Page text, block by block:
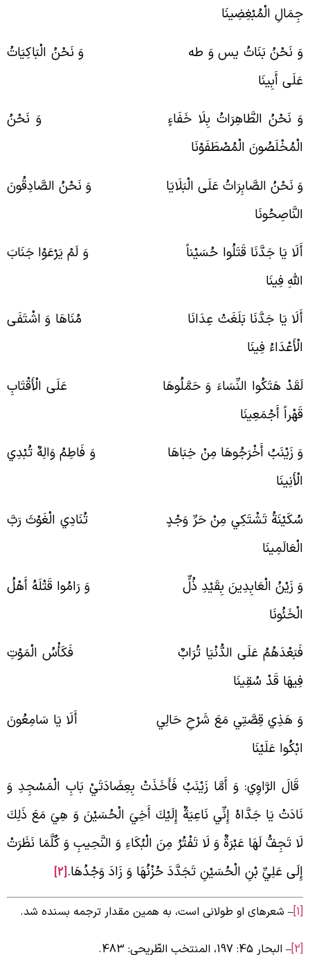
الْمُبْغِضِينَا
نَحْنُ بَنَاتُ يس وَ طه وَ نَحْنُ الْبَاكِيَاتُ
أَبِينَا
نَحْنُ الطَّاهِرَاتُ بِلَا خَفَاءٍ وَ نَحْنُ
الْمُصْطَفَوْنَا
نَحْنُ الصَّابِرَاتُ عَلَى الْبَلَايَا وَ نَحْنُ الصَّادِقُونَ
يَا جَدَّنَا قَتَلُوا حُسَيْناً وَ لَمْ يَرْعَوْا جَنَابَ
فِينَا
يَا جَدَّنَا بَلَغَتْ عِدَانَا مُنَاهَا وَ اشْتَفَى
فِينَا
هَتَكُوا النِّسَاءَ وَ حَمَّلُوهَا عَلَى الْأَقْتَابِ
أَجْمَعِينَا
زَيْنَبُ أَخْرَجُوهَا مِنْ خِبَاهَا وَ فَاطِمُ وَالِهٌ تُبْدِي
تَشْتَكِي مِنْ حَرِّ وَجْدٍ تُنَادِي الْغَوْثَ رَبَّ
زَيْنُ الْعَابِدِينَ بِقَيْدِ ذُلٍّ وَ رَامُوا قَتْلَهُ أَهْلُ
عَلَى الدُّنْيَا تُرَابٌ فَكَأْسُ الْمَوْتِ
قَدْ سُقِينَا
هَذِي قِصَّتِي مَعَ شَرْحِ حَالِي أَلَا يَا سَامِعُونَ
عَلَيْنَا
الرَّاوِي: وَ أَمَّا زَيْنَبُ فَأَخَذَتْ بِعِضَادَتَيْ بَابِ الْمَسْجِدِ وَ
يَا جَدَّاهْ إِنِّي نَاعِيَةٌ إِلَيْكَ أَخِيَ الْحُسَيْنَ وَ هِيَ مَعَ ذَلِكَ
تَجِفُّ لَهَا عَبْرَةٌ وَ لَا تَفْتُرُ مِنَ الْبُكَاءِ وَ النَّحِيبِ وَ كُلَّمَا نَظَرَتْ
عَلِيِّ بْنِ الْحُسَيْنِ تَجَدَّدَ حُزْنُهَا وَ زَادَ وَجْدُهَا.[2]
– شعرهای او طولانی است، به همین مقدار ترجمه بسنده شد.
– البحار 45: 197، المنتخب الطّریحی: 483.